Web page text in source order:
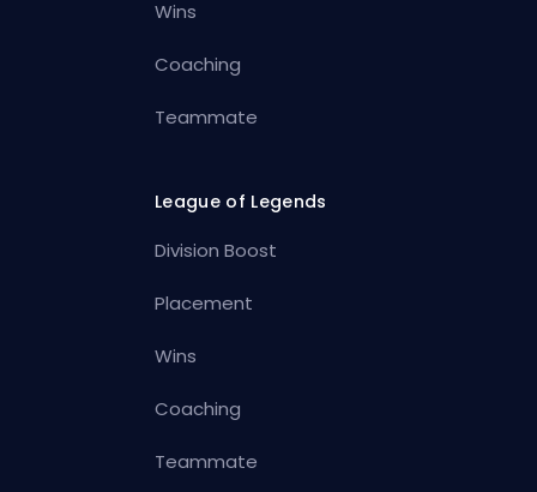
Wins
Coaching
Teammate
League of Legends
Division Boost
Placement
Wins
Coaching
Teammate